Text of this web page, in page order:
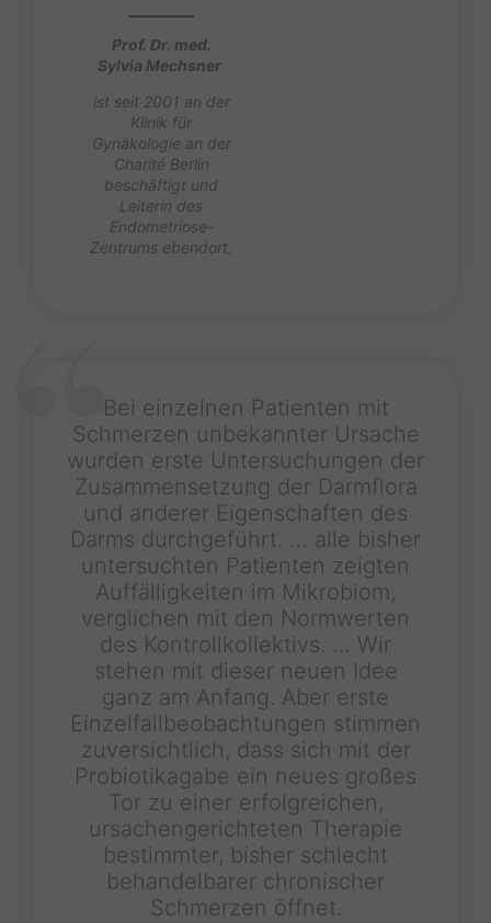
Prof. Dr. med.
Sylvia Mechsner
ist seit 2001 an der
Klinik für
Gynäkologie an der
Charité Berlin
beschäftigt und
Leiterin des
Endometriose-
Zentrums ebendort.
Bei einzelnen Patienten mit
Schmerzen unbekannter Ursache
wurden erste Untersuchungen der
Zusammensetzung der Darmflora
und anderer Eigenschaften des
Darms durchgeführt. … alle bisher
untersuchten Patienten zeigten
Auffälligkeiten im Mikrobiom,
verglichen mit den Normwerten
des Kontrollkollektivs. … Wir
stehen mit dieser neuen Idee
ganz am Anfang. Aber erste
Einzelfallbeobachtungen stimmen
zuversichtlich, dass sich mit der
Probiotikagabe ein neues großes
Tor zu einer erfolgreichen,
ursachengerichteten Therapie
bestimmter, bisher schlecht
behandelbarer chronischer
Schmerzen öffnet.